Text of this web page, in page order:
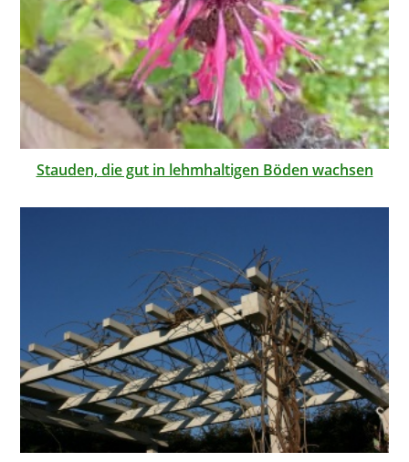
Stauden, die gut in lehmhaltigen Böden wachsen